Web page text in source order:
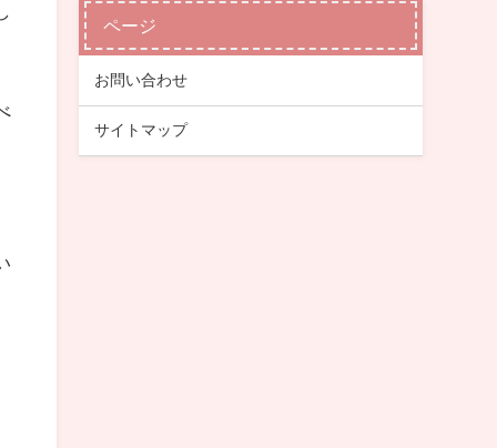
ページ
お問い合わせ
サイトマップ